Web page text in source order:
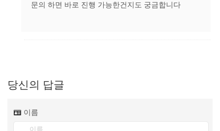
문의 하면 바로 진행 가능한건지도 궁금합니다
당신의 답글
이름